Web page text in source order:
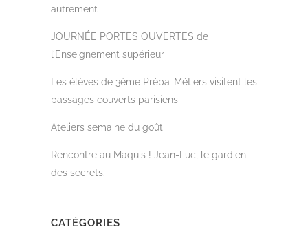
autrement
JOURNÉE PORTES OUVERTES de
l’Enseignement supérieur
Les élèves de 3ème Prépa-Métiers visitent les
passages couverts parisiens
Ateliers semaine du goût
Rencontre au Maquis ! Jean-Luc, le gardien
des secrets.
CATÉGORIES